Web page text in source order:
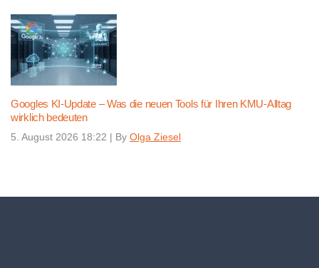
Googles KI-Update – Was die neuen Tools für Ihren KMU-Alltag
wirklich bedeuten
5. August 2026 18:22 | By Olga Ziesel